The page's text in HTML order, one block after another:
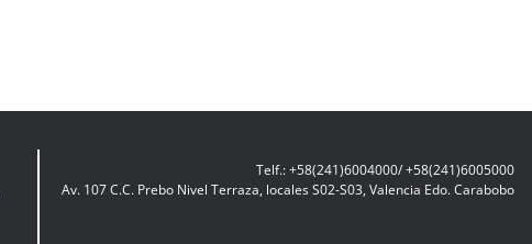
Telf.: +58(241)6004000/ +58(241)6005000
Av. 107 C.C. Prebo Nivel Terraza, locales S02-S03, Valencia Edo. Carabobo